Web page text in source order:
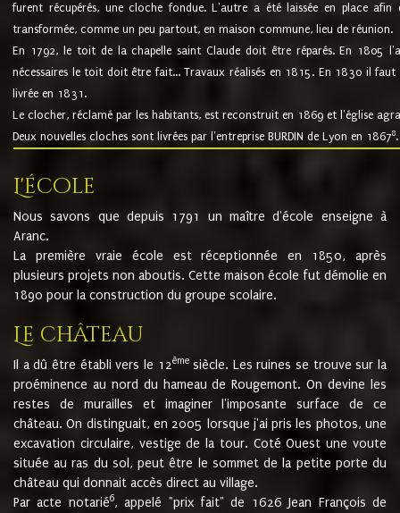
furent récupérés, une cloche fondue. L'autre a été laissée en place
transformée, comme un peu partout, en maison commune, lieu de réunion.
En 1792, le toit de la chapelle saint Claude doit être réparés. En 1805
nécessaires le toit doit être fait... Travaux réalisés en 1815. En 1830 il
livrée en 1831.
Le clocher, réclamé par les habitants, est reconstruit en 1869 et l'église
Deux nouvelles cloches sont livrées par l'entreprise BURDIN de Lyon en 18678.
L'école
Nous savons que depuis 1791 un maître d'école enseigne à
Aranc.
La première vraie école est réceptionnée en 1850, après
plusieurs projets non aboutis. Cette maison école fut démolie en
1890 pour la construction du groupe scolaire.
Le château
Il a dû être établi vers le 12èmesiècle. Les ruines se trouve sur la
proéminence au nord du hameau de Rougemont. On devine les
restes de murailles et imaginer l'imposante surface de ce
château. On distinguait, en 2005 lorsque j'ai pris les photos, une
excavation circulaire, vestige de la tour. Coté Ouest une voute
située au ras du sol, peut être le sommet de la petite porte du
château qui donnait accès direct au village.
Par acte notarié6, appelé "prix fait" de 1626 Jean François de